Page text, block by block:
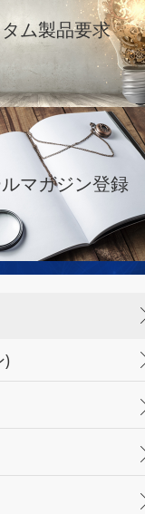
ム製品要求
マガジン登録
)